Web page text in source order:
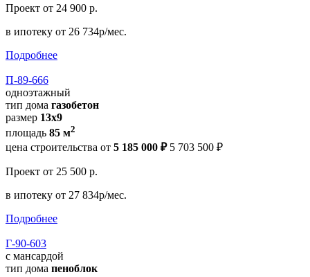
Проект от 24 900 р.
в ипотеку от 26 734р/мес.
Подробнее
П-89-666
одноэтажный
тип дома газобетон
размер 13x9
площадь 85 м2
цена строительства от 5 185 000 ₽ 5 703 500 ₽
Проект от 25 500 р.
в ипотеку от 27 834р/мес.
Подробнее
Г-90-603
с мансардой
тип дома пеноблок